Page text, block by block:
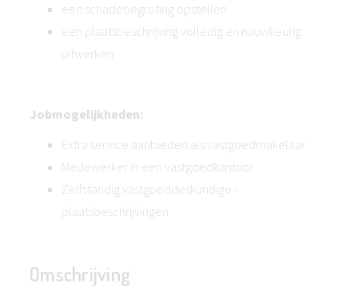
een schadebegroting opstellen
een plaatsbeschrijving volledig en nauwkeurig
uitwerken
Jobmogelijkheden:
Extra service aanbieden als vastgoedmakelaar
Medewerker in een vastgoedkantoor
Zelfstandig vastgoeddeskundige -
plaatsbeschrijvingen
Omschrijving